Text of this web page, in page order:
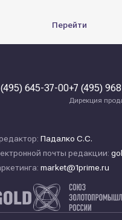
Перейти
645-37-00+7 (495)
Дирекция
Падалко С.С.
почты редакции:
market@1prime.ru